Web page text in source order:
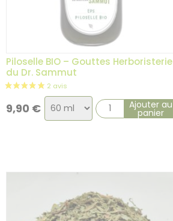
Piloselle BIO – Gouttes Herboristerie
du Dr. Sammut
9,90 €
Choix
de
Ajouter au
panier